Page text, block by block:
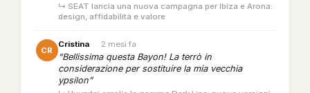
↳ SEAT lancia una nuova campagna per Ibiza e Arona:
design, affidabilità e valore
CR
Cristina · 2 mesi fa
“Bellissima questa Bayon! La terrò in
considerazione per sostituire la mia vecchia
ypsilon”